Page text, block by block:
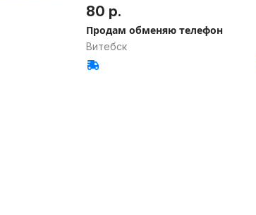
80 р.
Продам обменяю телефон
Витебск